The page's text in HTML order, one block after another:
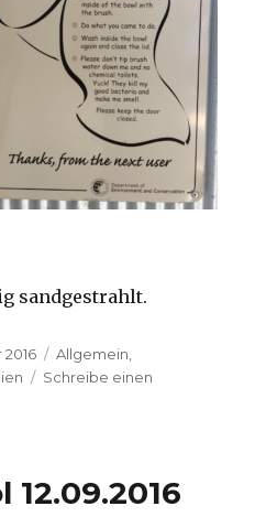
sandgestrahlt.
Kategorien
Allgemein
Schreibe einen
12.09.2016